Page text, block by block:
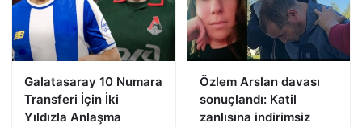
Galatasaray 10 Numara
Transferi İçin İki
Yıldızla Anlaşma
Özlem Arslan davası
sonuçlandı: Katil
zanlısına indirimsiz